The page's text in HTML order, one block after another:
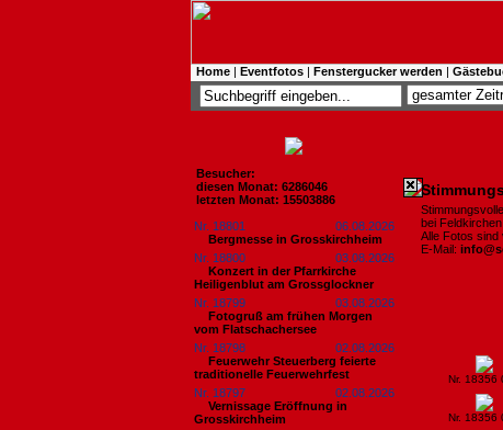
Home | Eventfotos | Fenstergucker werden |
Besucher:
diesen Monat: 6286046
letzten Monat: 15503886
Nr. 18801
06.08.2026
Bergmesse in Grosskirchheim
Nr. 18800
03.08.2026
Konzert in der Pfarrkirche
Heiligenblut am Grossglockner
Nr. 18799
03.08.2026
Fotogruß am frühen Morgen
vom Flatschachersee
Nr. 18798
02.08.2026
Feuerwehr Steuerberg feierte
traditionelle Feuerwehrfest
Nr. 18797
02.08.2026
Vernissage Eröffnung in
Grosskirchheim
bei
Alle Fotos
E-Mail:
Nr. 18356
Nr. 18356